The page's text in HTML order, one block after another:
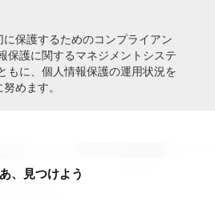
保護するためのコンプライアン
保護に関するマネジメントシステ
もに、個人情報保護の運用状況を
めます。
、見つけよう